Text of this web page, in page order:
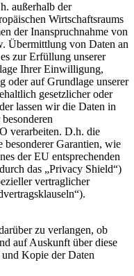
außerhalb der
Wirtschaftsraums
der Inanspruchnahme von
Übermittlung von Daten an
zur Erfüllung unserer
Ihrer Einwilligung,
oder auf Grundlage unserer
gesetzlicher oder
lassen wir die Daten in
verarbeiten. D.h. die
Garantien, wie
der EU entsprechenden
das „Privacy Shield“)
vertraglicher
zu verlangen, ob
auf Auskunft über diese
Kopie der Daten